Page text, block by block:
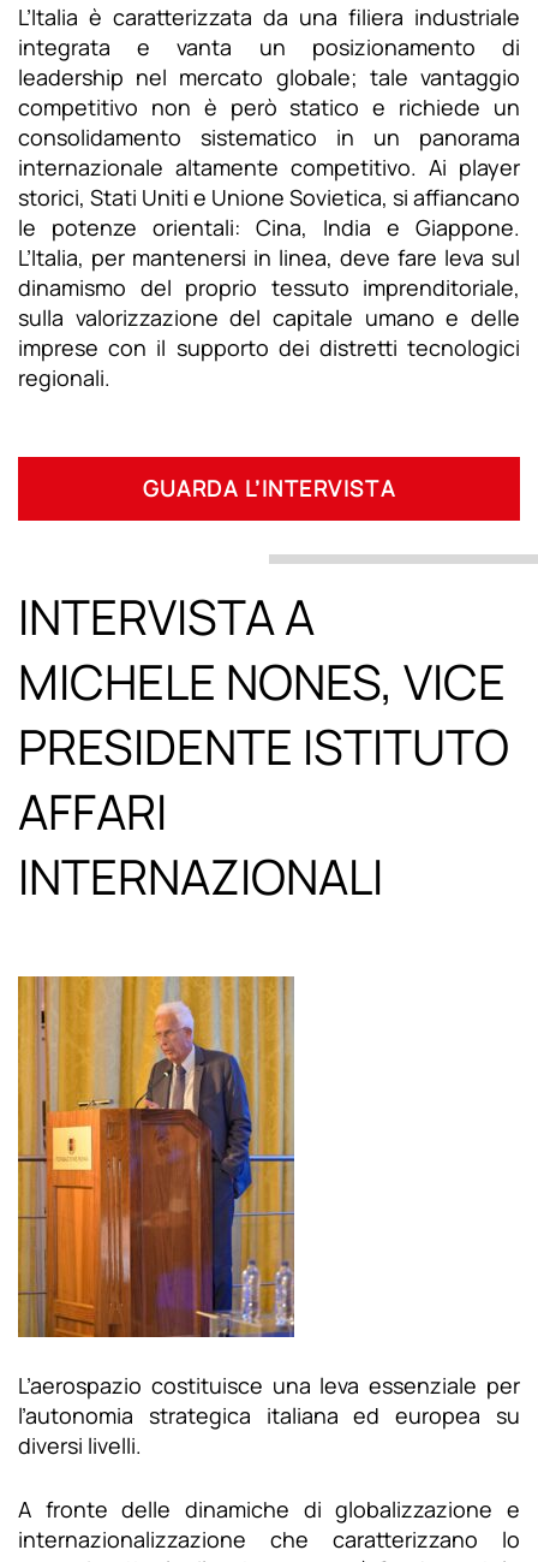
L’Italia è caratterizzata da una filiera industriale
integrata e vanta un posizionamento di
leadership nel mercato globale; tale vantaggio
competitivo non è però statico e richiede un
consolidamento sistematico in un panorama
internazionale altamente competitivo. Ai player
storici, Stati Uniti e Unione Sovietica, si affiancano
le potenze orientali: Cina, India e Giappone.
L’Italia, per mantenersi in linea, deve fare leva sul
dinamismo del proprio tessuto imprenditoriale,
sulla valorizzazione del capitale umano e delle
imprese con il supporto dei distretti tecnologici
regionali.
GUARDA L’INTERVISTA
INTERVISTA A
MICHELE NONES, VICE
PRESIDENTE ISTITUTO
AFFARI
INTERNAZIONALI
L’aerospazio costituisce una leva essenziale per
l’autonomia strategica italiana ed europea su
diversi livelli.
A fronte delle dinamiche di globalizzazione e
internazionalizzazione che caratterizzano lo